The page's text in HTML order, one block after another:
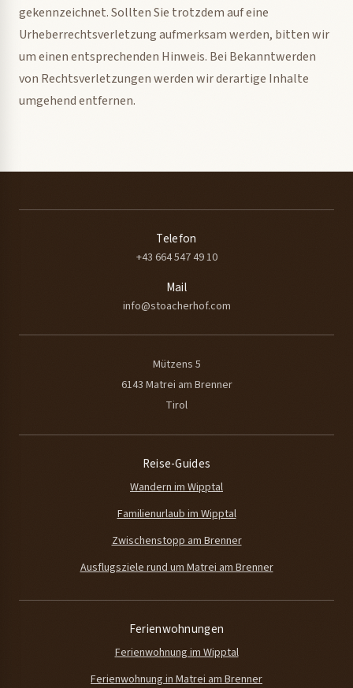
gekennzeichnet. Sollten Sie trotzdem auf eine
Urheberrechtsverletzung aufmerksam werden, bitten wir
um einen entsprechenden Hinweis. Bei Bekanntwerden
von Rechtsverletzungen werden wir derartige Inhalte
umgehend entfernen.
Telefon
+43 664 547 49 10
Mail
info@stoacherhof.com
Mützens 5
6143 Matrei am Brenner
Tirol
Reise-Guides
Wandern im Wipptal
Familienurlaub im Wipptal
Zwischenstopp am Brenner
Ausflugsziele rund um Matrei am Brenner
Ferienwohnungen
Ferienwohnung im Wipptal
Ferienwohnung in Matrei am Brenner